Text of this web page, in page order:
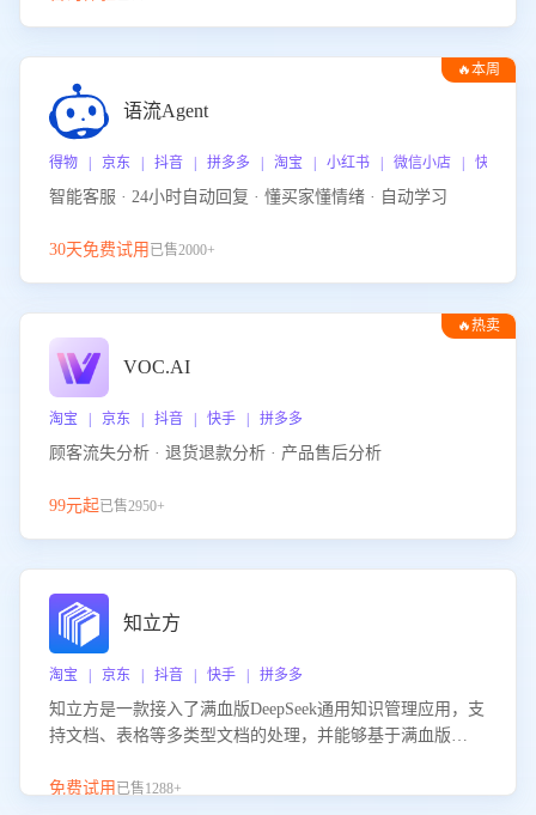
🔥本周
语流Agent
得物 | 京东 | 抖音 | 拼多多 | 淘宝 | 小红书 | 微信小店 | 快手 |
智能客服 · 24小时自动回复 · 懂买家懂情绪 · 自动学习
30天免费试用 已售2000+
🔥热卖
VOC.AI
淘宝 | 京东 | 抖音 | 快手 | 拼多多
顾客流失分析 · 退货退款分析 · 产品售后分析
99元起已售2950+
知立方
淘宝 | 京东 | 抖音 | 快手 | 拼多多
知立方是一款接入了满血版DeepSeek通用知识管理应用，支
持文档、表格等多类型文档的处理，并能够基于满血版
识支持，帮助用户高效管理和利用知识资源。通过该产品，
免费试用 已售1288+